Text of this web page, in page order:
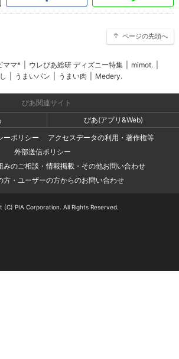
ページの先頭へ
ママ* ウレぴあ総研 ディズニー特集 mimot.
うまいパン うまい肉 Medery.
ぴあ関連サイト
ぴあ(アプリ&Web)
ーポリシー
アクセスデータの利用・著作権等
外部送信ポリシー
みのご相談・情報掲載・その他お問い合わせ
方・ユーザーの方からのお問い合わせ
(C) PIA Corporation. All Rights Reserved.